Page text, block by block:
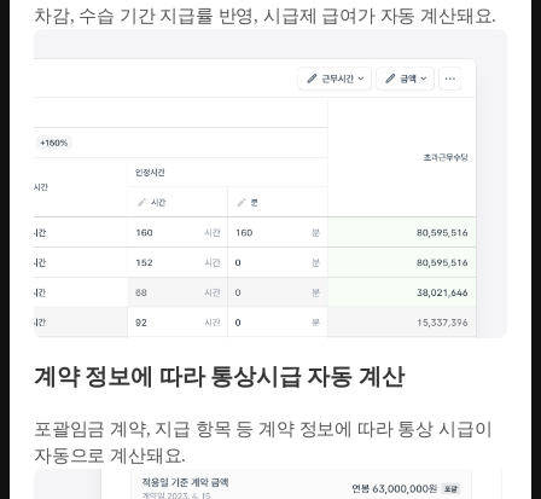
차감, 수습 기간 지급률 반영, 시급제 급여가 자동 계산돼요.
계약 정보에 따라 통상시급 자동 계산
포괄임금 계약, 지급 항목 등 계약 정보에 따라 통상 시급이
자동으로 계산돼요.